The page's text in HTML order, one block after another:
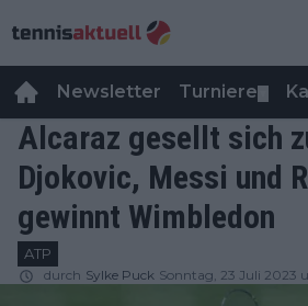
Newsletter Turniere
Alcaraz gesellt sich
Djokovic, Messi und
gewinnt Wimbledon
ATP
durch Sylke Puck Sonntag, 23 Juli 2023